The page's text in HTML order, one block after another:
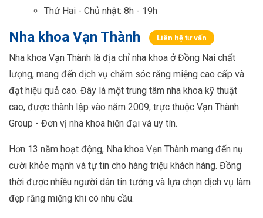
Thứ Hai - Chủ nhật: 8h - 19h
Nha khoa Vạn Thành Liên hệ tư vấn
Nha khoa Vạn Thành là địa chỉ nha khoa ở Đồng Nai chất
lượng, mang đến dịch vụ chăm sóc răng miệng cao cấp và
đạt hiệu quả cao. Đây là một trung tâm nha khoa kỹ thuật
cao, được thành lập vào năm 2009, trực thuộc Vạn Thành
Group - Đơn vị nha khoa hiện đại và uy tín.
Hơn 13 năm hoạt động, Nha khoa Vạn Thành mang đến nụ
cười khỏe mạnh và tự tin cho hàng triệu khách hàng. Đồng
thời được nhiều người dân tin tưởng và lựa chọn dịch vụ làm
đẹp răng miệng khi có nhu cầu.